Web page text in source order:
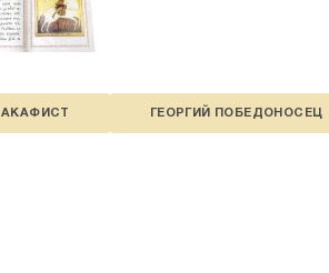
АКАФИСТ ГЕОРГИЙ ПОБЕДОНОСЕЦ